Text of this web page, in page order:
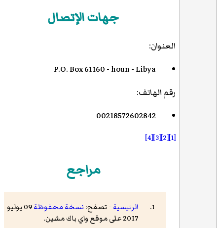
جهات الإتصال
العنوان:
P.O. Box 61160 - houn - Libya
رقم الهاتف:
00218572602842
[1]
[2]
[3]
[4]
مراجع
الرئيسية - تصفح: نسخة محفوظة
09 يوليو
2017 على موقع واي باك مشين.